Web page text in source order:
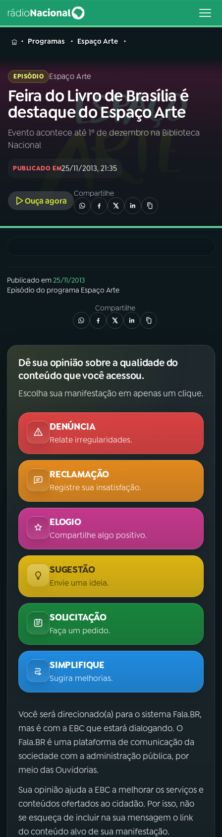
MENU
Buscar
na
Rádio
Nacional
Buscar
04PROGRAMAS
PODCASTS
06VIDEOCASTS
07ÚLTIMAS
FESTIVAL DE MÚSICA
ACOMPANHE A RÁDIO NACIONAL
Instagram X
Programas Espaço Arte
EPISÓDIO Espaço Arte
Feira do Livro de Brasília é
destaque do Espaço Arte
Evento acontece até 1º de dezembro na Biblioteca
Nacional
PUBLICADO EM25/11/2013, 21:35
Ouça agora
Compartilhe
Publicado em25/11/2013
Episódio do programa Espaço Arte
Compartilhe
Dê sua opinião sobre a qualidade do
conteúdo que você acessou.
Escolha sua manifestação em apenas um clique.
DENÚNCIA
Relate irregularidades.
RECLAMAÇÃO
Registre sua insatisfação.
ELOGIO
Compartilhe algo positivo.
SUGESTÃO
Envie uma ideia.
SOLICITAÇÃO
Faça um pedido.
SIMPLIFIQUE
Sugira melhorias.
Você será direcionado(a) para o sistema Fala.BR,
mas é com a EBC que estará dialogando. O
Fala.BR é uma plataforma de comunicação da
sociedade com a administração pública, por
meio das Ouvidorias.
Sua opinião ajuda a EBC a melhorar os serviços e
conteúdos ofertados ao cidadão. Por isso, não
se esqueça de incluir na sua mensagem o link
do conteúdo alvo de sua manifestação.